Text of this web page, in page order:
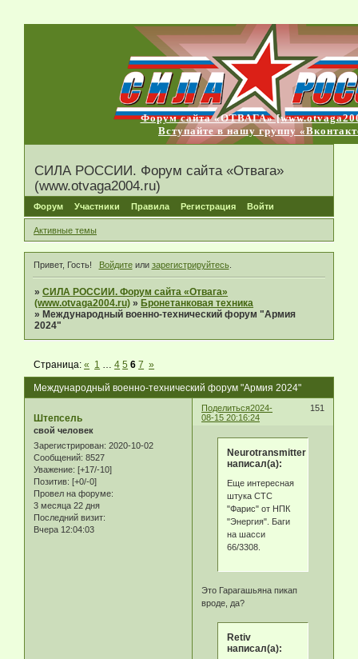
Форум сайта «ОТВАГА»
Вступайте в нашу группу
СИЛА РОССИИ. Форум сайта «Отвага»
(www.otvaga2004.ru)
Форум Участники Правила Регистрация Войти
Активные темы
Привет, Гость! Войдитеили зарегистрируйтесь.
»СИЛА РОССИИ. Форум сайта «Отвага»
(www.otvaga2004.ru) » Бронетанковая техника
» Международный военно-технический форум "Армия
2024"
Международный военно-технический форум "Армия 2024"
Страница:« 1 4 5 6 7 »
Поделиться 151
2024-
08-15 20:16:24
Штепсель
свой человек
Зарегистрирован: 2020-10-02
Сообщений: 8527
Уважение: [+17/-10]
Позитив: [+0/-0]
Провел на форуме:
3 месяца 22 дня
Последний визит:
Вчера 12:04:03
Neurotransmitter
написал(а):
Еще интересная
штука СТС
"Фарис" от НПК
"Энергия". Баги
на шасси
66/3308.
Это Гарагашьяна пикап
вроде, да?
Retiv
написал(а):